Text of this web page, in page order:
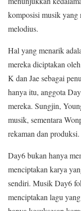
komposisi musik yang
melodius.
Hal yang menarik
mereka diciptakan
K dan Jae sebagai
hanya itu, anggota
mereka. Sungjin,
musik, sementara
rekaman dan produksi.
Day6 bukan hanya
menciptakan karya
sendiri. Musik Day6
menciptakan lagu